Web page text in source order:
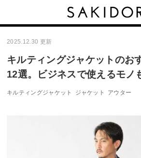
2025.12.30 更新
キルティングジャケットのお
12選。ビジネスで使えるモノ
キルティングジャケット ジャケット アウター